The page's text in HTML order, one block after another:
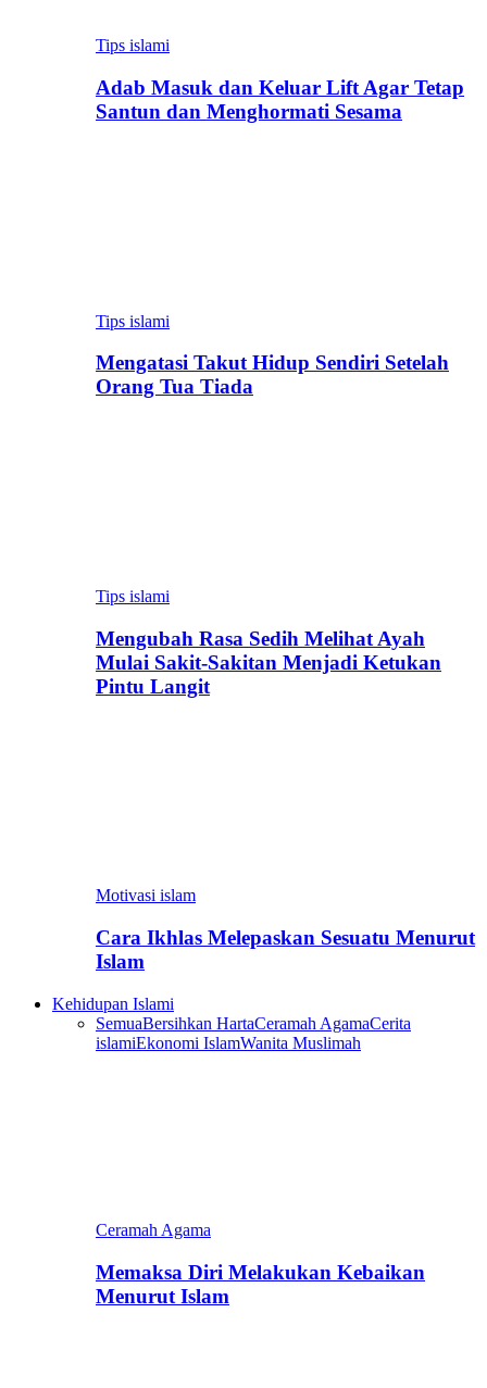
Tips islami
Adab Masuk dan Keluar Lift Agar Tetap
Santun dan Menghormati Sesama
Tips islami
Mengatasi Takut Hidup Sendiri Setelah
Orang Tua Tiada
Tips islami
Mengubah Rasa Sedih Melihat Ayah
Mulai Sakit-Sakitan Menjadi Ketukan
Pintu Langit
Motivasi islam
Cara Ikhlas Melepaskan Sesuatu Menurut
Islam
Kehidupan Islami
SemuaBersihkan HartaCeramah AgamaCerita
islamiEkonomi IslamWanita Muslimah
Ceramah Agama
Memaksa Diri Melakukan Kebaikan
Menurut Islam